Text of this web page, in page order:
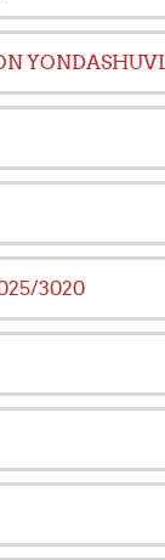
3020